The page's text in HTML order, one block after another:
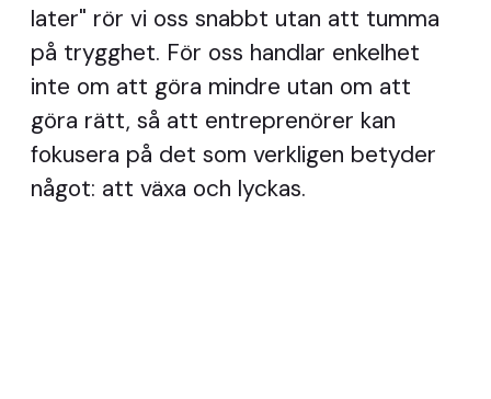
later" rör vi oss snabbt utan att tumma
på trygghet. För oss handlar enkelhet
inte om att göra mindre utan om att
göra rätt, så att entreprenörer kan
fokusera på det som verkligen betyder
något: att växa och lyckas.